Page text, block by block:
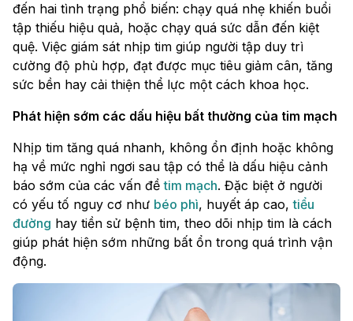
đến hai tình trạng phổ biến: chạy quá nhẹ khiến buổi
tập thiếu hiệu quả, hoặc chạy quá sức dẫn đến kiệt
quệ. Việc giám sát nhịp tim giúp người tập duy trì
cường độ phù hợp, đạt được mục tiêu giảm cân, tăng
sức bền hay cải thiện thể lực một cách khoa học.
Phát hiện sớm các dấu hiệu bất thường của tim mạch
Nhịp tim tăng quá nhanh, không ổn định hoặc không
hạ về mức nghỉ ngơi sau tập có thể là dấu hiệu cảnh
báo sớm của các vấn đềtim mạch. Đặc biệt ở người
có yếu tố nguy cơ như béo phì, huyết áp cao,tiểu
đường hay tiền sử bệnh tim, theo dõi nhịp tim là cách
giúp phát hiện sớm những bất ổn trong quá trình vận
động.